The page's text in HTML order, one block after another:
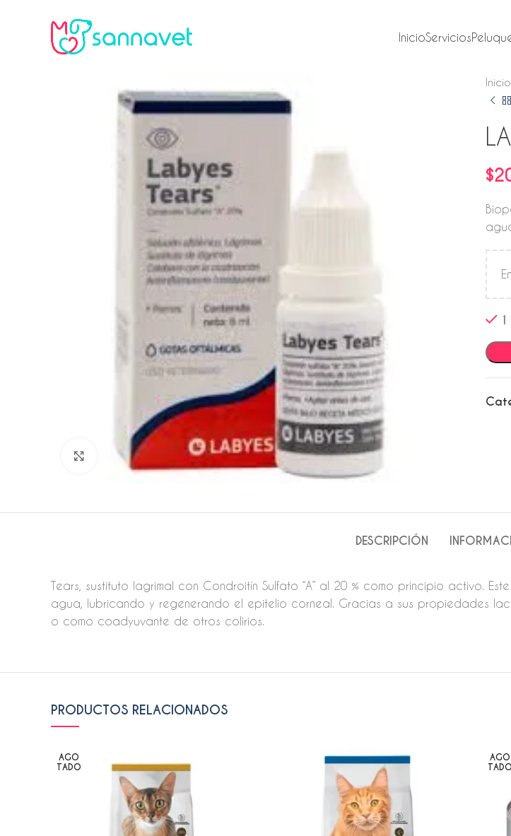
InicioServicios
Click to enlarge
Inicio
$
DESCRIPCIÓN
Tears, sustituto lagrimal con Condroitín Sulfato “A” al 20 % como principio activo.
agua, lubricando y regenerando el epitelio corneal. Gracias a sus propiedades
o como coadyuvante de otros colirios.
PRODUCTOS RELACIONADOS
AGO
TADO
AGO
TADO